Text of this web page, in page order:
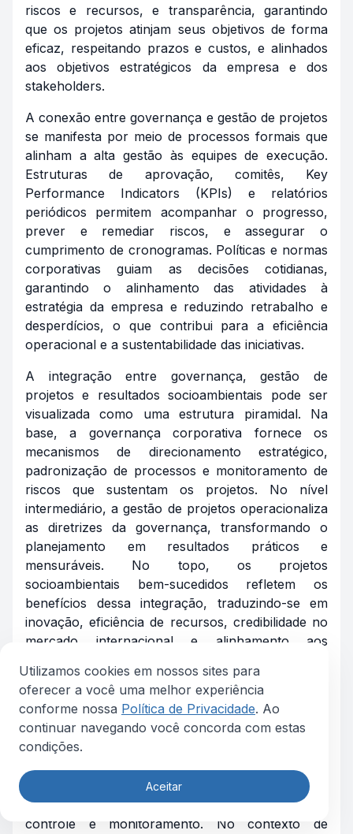
Utilizamos cookies em nossos sites para
oferecer a você uma melhor experiência
conforme nossa Política de Privacidade. Ao
continuar navegando você concorda com estas
condições.
Aceitar
riscos e recursos, e transparência, garantindo
que os projetos atinjam seus objetivos de forma
eficaz, respeitando prazos e custos, e alinhados
aos objetivos estratégicos da empresa e dos
stakeholders.
A conexão entre governança e gestão de projetos
se manifesta por meio de processos formais que
alinham a alta gestão às equipes de execução.
Estruturas de aprovação, comitês, Key
Performance Indicators (KPIs) e relatórios
periódicos permitem acompanhar o progresso,
prever e remediar riscos, e assegurar o
cumprimento de cronogramas. Políticas e normas
corporativas guiam as decisões cotidianas,
garantindo o alinhamento das atividades à
estratégia da empresa e reduzindo retrabalho e
desperdícios, o que contribui para a eficiência
operacional e a sustentabilidade das iniciativas.
A integração entre governança, gestão de
projetos e resultados socioambientais pode ser
visualizada como uma estrutura piramidal. Na
base, a governança corporativa fornece os
mecanismos de direcionamento estratégico,
padronização de processos e monitoramento de
riscos que sustentam os projetos. No nível
intermediário, a gestão de projetos operacionaliza
as diretrizes da governança, transformando o
planejamento em resultados práticos e
mensuráveis. No topo, os projetos
socioambientais bem-sucedidos refletem os
benefícios dessa integração, traduzindo-se em
inovação, eficiência de recursos, credibilidade no
mercado internacional e alinhamento aos
O PMBOK (Project Management Body of
Knowledge, 7ª edição, PMI, 2021) reforça a
importância da governança como mecanismo
essencial para alinhar projetos à estratégia
organizacional, supervisionando e direcionando-
os, estabelecendo níveis de jurisdição para
decisões críticas e padronizando processos de
controle e monitoramento. No contexto de